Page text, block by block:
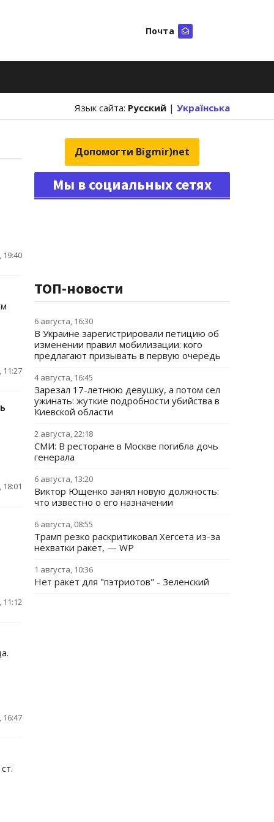
Почта
Язык сайта: Русский | Українська
19:40
11:27
11:12
16:47
Допомогти Bigmir)net
Мы в социальных сетях
ТОП-новости
6 августа, 16:30
В Украине зарегистрировали петицию об
изменении правил мобилизации: кого
предлагают призывать в первую очередь
4 августа, 16:45
Зарезал 17-летнюю девушку, а потом сел
ужинать: жуткие подробности убийства в
Киевской области
2 августа, 22:18
СМИ: В ресторане в Москве погибла дочь
генерала
6 августа, 13:20
Виктор Ющенко занял новую должность:
что известно о его назначении
6 августа, 08:55
Трамп резко раскритиковал Хегсета из-за
нехватки ракет, — WP
1 августа, 10:36
Нет ракет для "пэтриотов" - Зеленский